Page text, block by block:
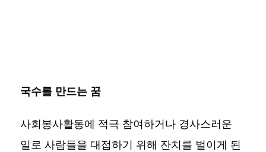
국수를 만드는 꿈
사회봉사활동에 적극 참여하거나 경사스러운
일로 사람들을 대접하기 위해 잔치를 벌이게 된